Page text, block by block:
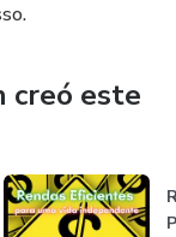
creó este